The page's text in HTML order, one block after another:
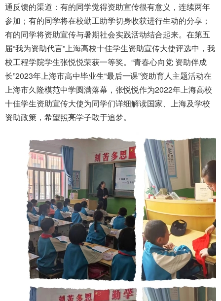
通反馈的渠道：有的同学觉得资助宣传很有意义，连续两年
参加；有的同学将在校勤工助学切身收获进行生动的分享；
有的同学将资助宣传与暑期社会实践活动结合起来。在第五
届“我为资助代言”上海高校十佳学生资助宣传大使评选中，我
校工程学院学生张悦悦荣获一等奖。“青春心向党 资助伴成
长”2023年上海市高中毕业生“最后一课”资助育人主题活动在
上海市久隆模范中学圆满落幕，张悦悦作为2022年上海高校
十佳学生资助宣传大使为同学们详细解读国家、上海及学校
资助政策，希望照亮学子敢于追梦。